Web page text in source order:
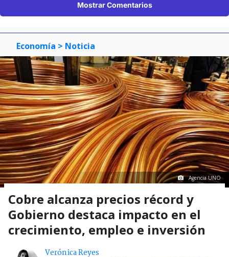
Mostrar Comentarios
Economía > Noticia
Agencia UNO
Cobre alcanza precios récord y
Gobierno destaca impacto en el
crecimiento, empleo e inversión
Verónica Reyes